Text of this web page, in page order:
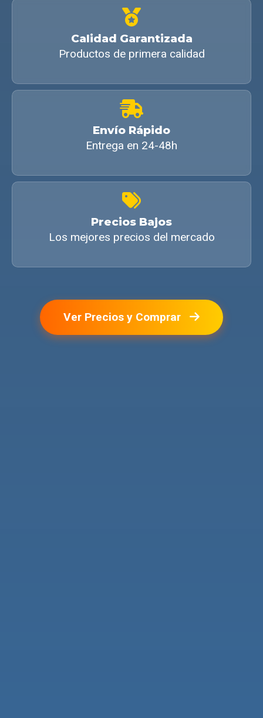
Calidad Garantizada
Productos de primera calidad
Envío Rápido
Entrega en 24-48h
Precios Bajos
Los mejores precios del mercado
Ver Precios y Comprar